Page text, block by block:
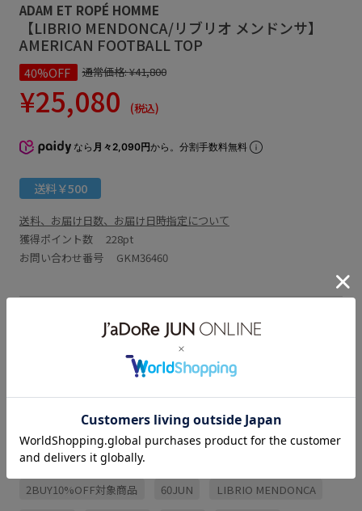
ADAM ET ROPÉ HOMME
【LIBRIO MENDONCA/リブリオ メンドンサ】
AMERICAN FOOTBALL TOP
40%OFF 通常価格:¥41,800
¥25,080 (税込)
なら 月々2,090円から。分割手数料無料
送料￥500
送料、お届け日数、お届け日時指定について
獲得ポイント数 228pt
お問い合わせ番号 GKM36460
サイズ・素材・お手入れ方法
関連タグ
2BUY10%OFF対象商品 60JUN LIBRIO MENDONCA